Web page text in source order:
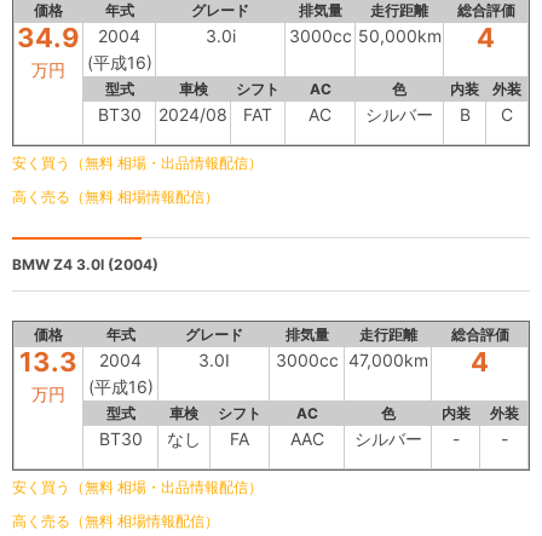
価格 年式 グレード 排気量 走行距離 総合評価
34.9
万円
2004
(平成16)
3.0i 3000cc 50,000km 4
型式 車検 シフト AC 色 内装 外装
BT30 2024/08 FAT AC シルバー B C
安く買う（無料 相場・出品情報配信）
高く売る（無料 相場情報配信）
BMW Z4 3.0I (2004)
価格 年式 グレード 排気量 走行距離 総合評価
13.3
万円
2004
(平成16)
3.0I 3000cc 47,000km 4
型式 車検 シフト AC 色 内装 外装
BT30 なし FA AAC シルバー - -
安く買う（無料 相場・出品情報配信）
高く売る（無料 相場情報配信）